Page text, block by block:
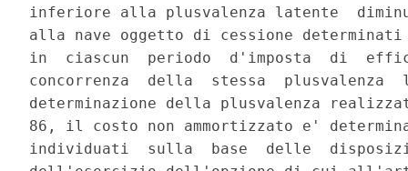
inferiore alla plusvalenza latente
alla nave oggetto di cessione
in  ciascun  periodo  d'imposta  di
concorrenza  della  stessa
determinazione della plusvalenza
86, il costo non ammortizzato e'
individuati  sulla  base  delle